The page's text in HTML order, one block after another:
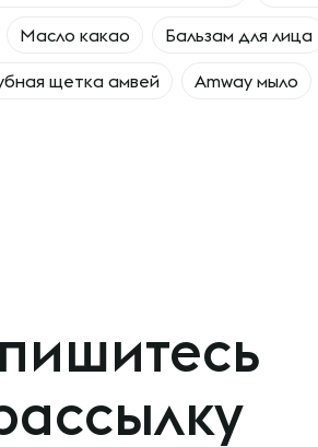
Масло какао Бальзам для лица
щетка амвей Amway мыло